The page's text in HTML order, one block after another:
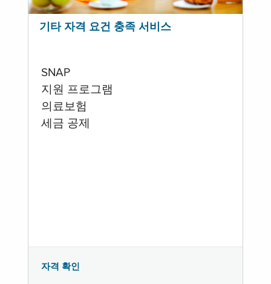
기타 자격 요건 충족 서비스
SNAP
지원 프로그램
의료보험
세금 공제
자격 확인